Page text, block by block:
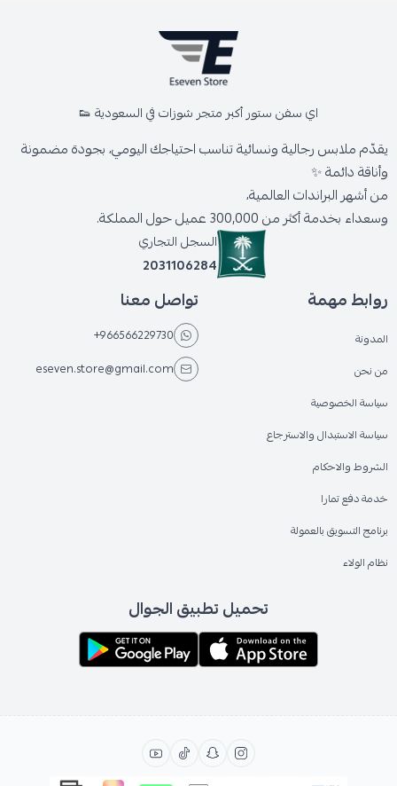
اي سفن ستور أكبر متجر شوزات في السعودية 👟
يقدّم ملابس رجالية ونسائية تناسب احتياجك اليومي، بجودة مضمونة
وأناقة دائمة ✨
من أشهر البراندات العالمية،
وسعداء بخدمة أكثر من 300,000 عميل حول المملكة.
السجل التجاري
2031106284
روابط مهمة
المدونة
من نحن
سياسة الخصوصية
سياسة الاستبدال والاسترجاع
الشروط والاحكام
خدمة دفع تمارا
برنامج التسويق بالعمولة
نظام الولاء
تواصل معنا
+966566229730
eseven.store@gmail.com
تحميل تطبيق الجوال